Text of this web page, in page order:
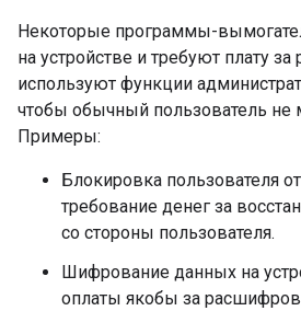
Некоторые программы-
на устройстве и требуют плату
используют функции
чтобы обычный пользователь не
Примеры:
Блокировка пользователя
требование денег за
со стороны пользователя.
Шифрование данных на
оплаты якобы за